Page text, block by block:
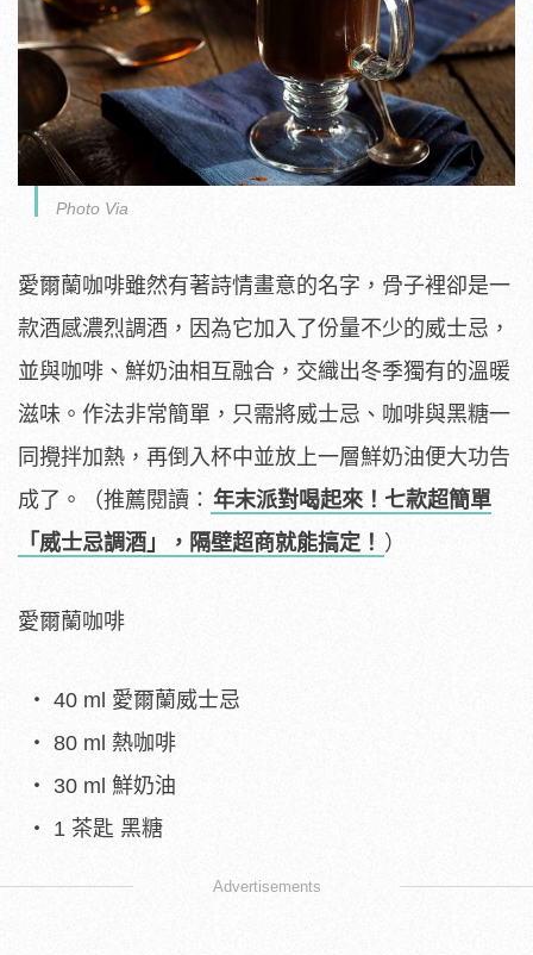
Photo Via
愛爾蘭咖啡雖然有著詩情畫意的名字，骨子裡卻是一
款酒感濃烈調酒，因為它加入了份量不少的威士忌，
並與咖啡、鮮奶油相互融合，交織出冬季獨有的溫暖
滋味。作法非常簡單，只需將威士忌、咖啡與黑糖一
同攪拌加熱，再倒入杯中並放上一層鮮奶油便大功告
成了。（推薦閱讀： 年末派對喝起來！七款超簡單
「威士忌調酒」，隔壁超商就能搞定！ ）
愛爾蘭咖啡
40 ml 愛爾蘭威士忌
80 ml 熱咖啡
30 ml 鮮奶油
1 茶匙 黑糖
Advertisements